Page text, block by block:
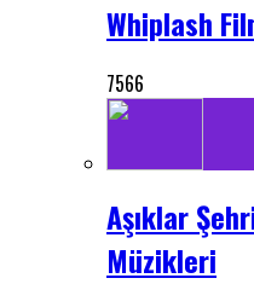
Whiplash
7566
Aşıklar
Müzikleri